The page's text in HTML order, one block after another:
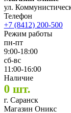
ул.
Телефон
+7 (8412) 200-500
Режим работы
пн-пт
9:00-18:00
сб-вс
11:00-16:00
Наличие
0 шт.
г. Саранск
Магазин Оникс